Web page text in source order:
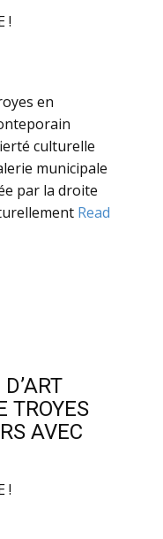
!
en
culturelle
municipale
par la droite
Read
TROYES
AVEC
!